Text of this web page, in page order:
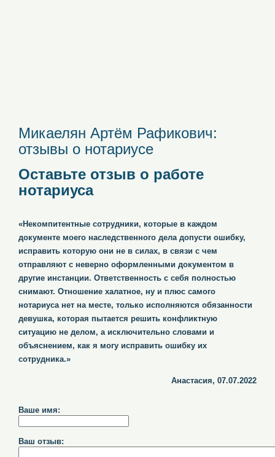
Микаелян Артём Рафикович:
отзывы о нотариусе
Оставьте отзыв о работе
нотариуса
«Некомпитентные сотрудники, которые в каждом
документе моего наследственного дела допусти ошибку,
исправить которую они не в силах, в связи с чем
отправляют с неверно оформленными документом в
другие инстанции. Ответственность с себя полностью
снимают. Отношение халатное, ну и плюс самого
нотариуса нет на месте, только исполняются обязанности
девушка, которая пытается решить конфликтную
ситуацию не делом, а исключительно словами и
объяснением, как я могу исправить ошибку их
сотрудника.»
Анастасия, 07.07.2022
Ваше имя:
Ваш отзыв: